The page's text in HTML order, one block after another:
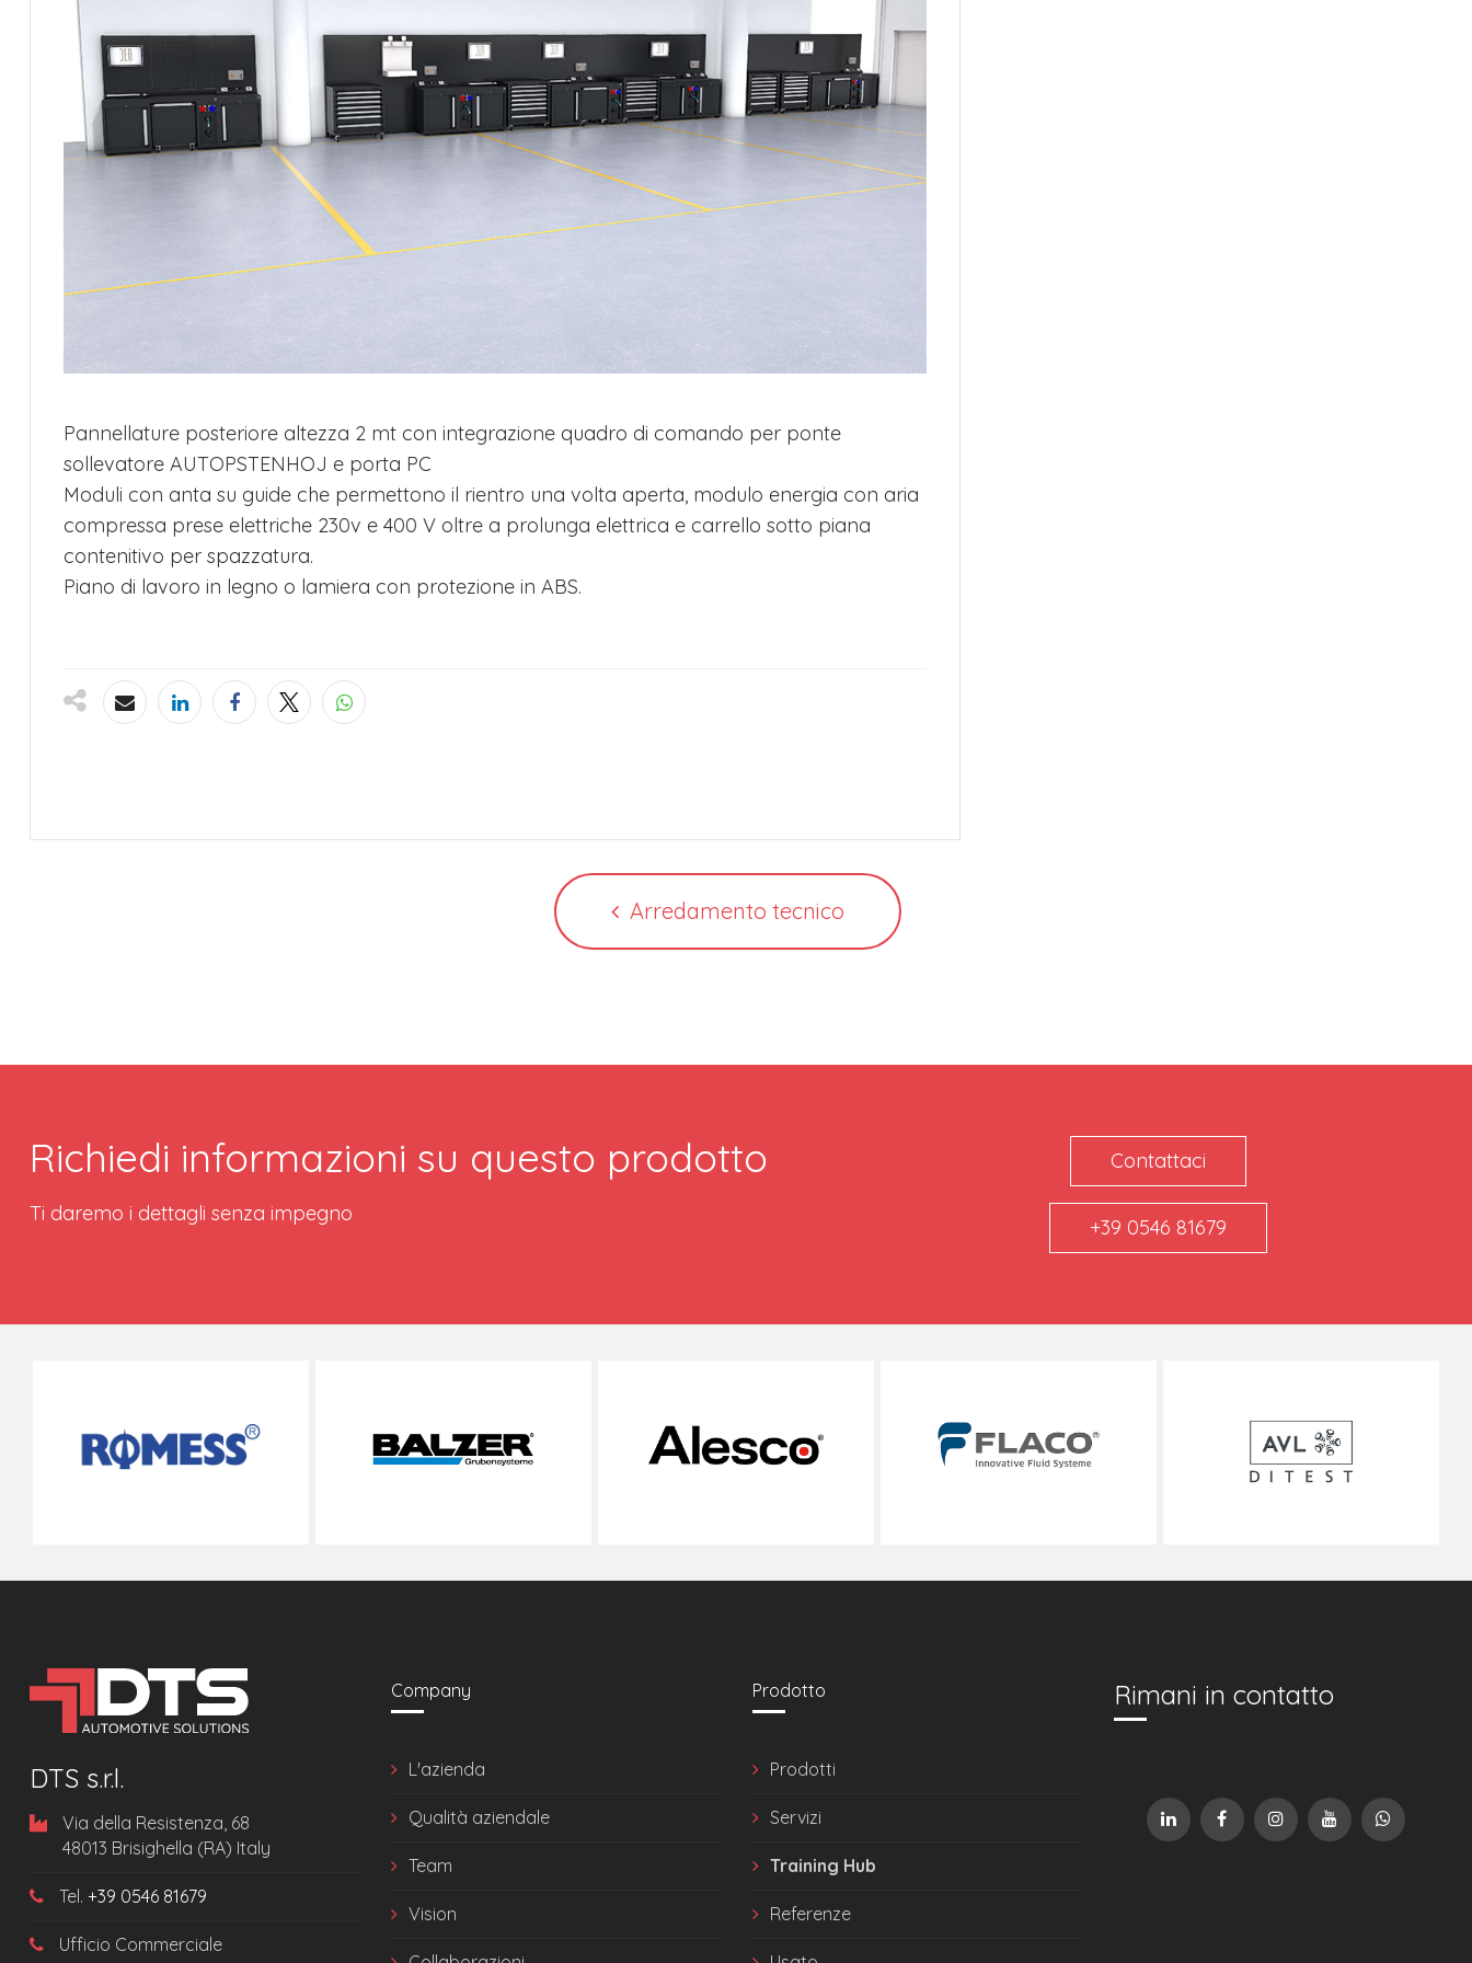
Pannellature posteriore altezza 2 mt con integrazione quadro di comando per ponte
sollevatore AUTOPSTENHOJ e porta PC
Moduli con anta su guide che permettono il rientro una volta aperta, modulo energia con aria
compressa prese elettriche 230v e 400 V oltre a prolunga elettrica e carrello sotto piana
contenitivo per spazzatura.
Piano di lavoro in legno o lamiera con protezione in ABS.
Arredamento tecnico
Richiedi informazioni su questo prodotto
Ti daremo i dettagli senza impegno
Contattaci
+39 0546 81679
DTS s.r.l.
Via della Resistenza, 68
48013 Brisighella (RA) Italy
Tel. +39 0546 81679
Ufficio Commerciale
Company
L'azienda
Qualità aziendale
Team
Vision
Prodotto
Prodotti
Servizi
Training Hub
Referenze
Rimani in contatto